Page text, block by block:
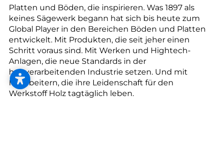
--
Platten und Böden, die inspirieren. Was 1897 als
keines Sägewerk begann hat sich bis heute zum
Global Player in den Bereichen Böden und Platten
entwickelt. Mit Produkten, die seit jeher einen
Schritt voraus sind. Mit Werken und Hightech-
Anlagen, die neue Standards in der
holzverarbeitenden Industrie setzen. Und mit
Mitarbeitern, die ihre Leidenschaft für den
Werkstoff Holz tagtäglich leben.